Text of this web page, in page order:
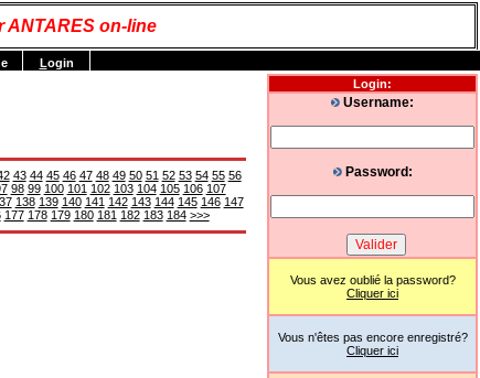
ANTARES on-line
43 44 45 46 47 48 49 50 51 52 53 54 55 56
98 99 100 101 102 103 104 105 106 107
138 139 140 141 142 143 144 145 146 147
177 178 179 180 181 182 183 184 >>>
Login:
Username:
Password:
Vous avez oublié la password?
Cliquer ici
Vous n'êtes pas encore enregistré?
Cliquer ici
Login